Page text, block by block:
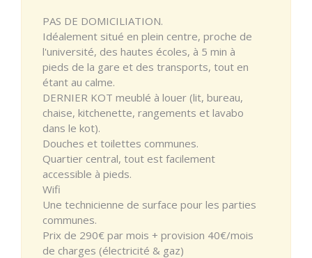
PAS DE DOMICILIATION.
Idéalement situé en plein centre, proche de
l'université, des hautes écoles, à 5 min à
pieds de la gare et des transports, tout en
étant au calme.
DERNIER KOT meublé à louer (lit, bureau,
chaise, kitchenette, rangements et lavabo
dans le kot).
Douches et toilettes communes.
Quartier central, tout est facilement
accessible à pieds.
Wifi
Une technicienne de surface pour les parties
communes.
Prix de 290€ par mois + provision 40€/mois
de charges (électricité & gaz)